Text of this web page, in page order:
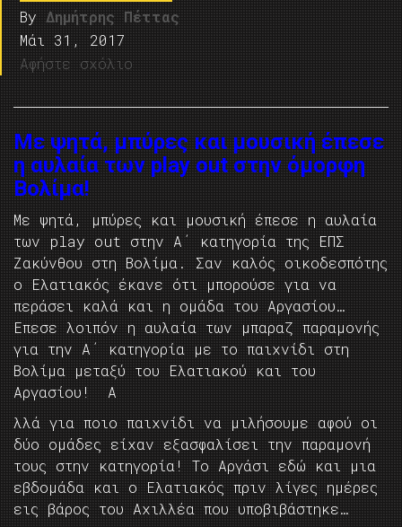
By Δημήτρης Πέττας
Μάι 31, 2017
Αφήστε σχόλιο
Με ψητά, μπύρες και μουσική έπεσε
η αυλαία των play out στην όμορφη
Βολίμα!
Με ψητά, μπύρες και μουσική έπεσε η αυλαία
των play out στην Α΄ κατηγορία της ΕΠΣ
Ζακύνθου στη Βολίμα. Σαν καλός οικοδεσπότης
ο Ελατιακός έκανε ότι μπορούσε για να
περάσει καλά και η ομάδα του Αργασίου…
Επεσε λοιπόν η αυλαία των μπαραζ παραμονής
για την Α΄ κατηγορία με το παιχνίδι στη
Βολίμα μεταξύ του Ελατιακού και του
Αργασίου! Α
λλά για ποιο παιχνίδι να μιλήσουμε αφού οι
δύο ομάδες είχαν εξασφαλίσει την παραμονή
τους στην κατηγορία! Το Αργάσι εδώ και μια
εβδομάδα και ο Ελατιακός πριν λίγες ημέρες
εις βάρος του Αχιλλέα που υποβιβάστηκε…